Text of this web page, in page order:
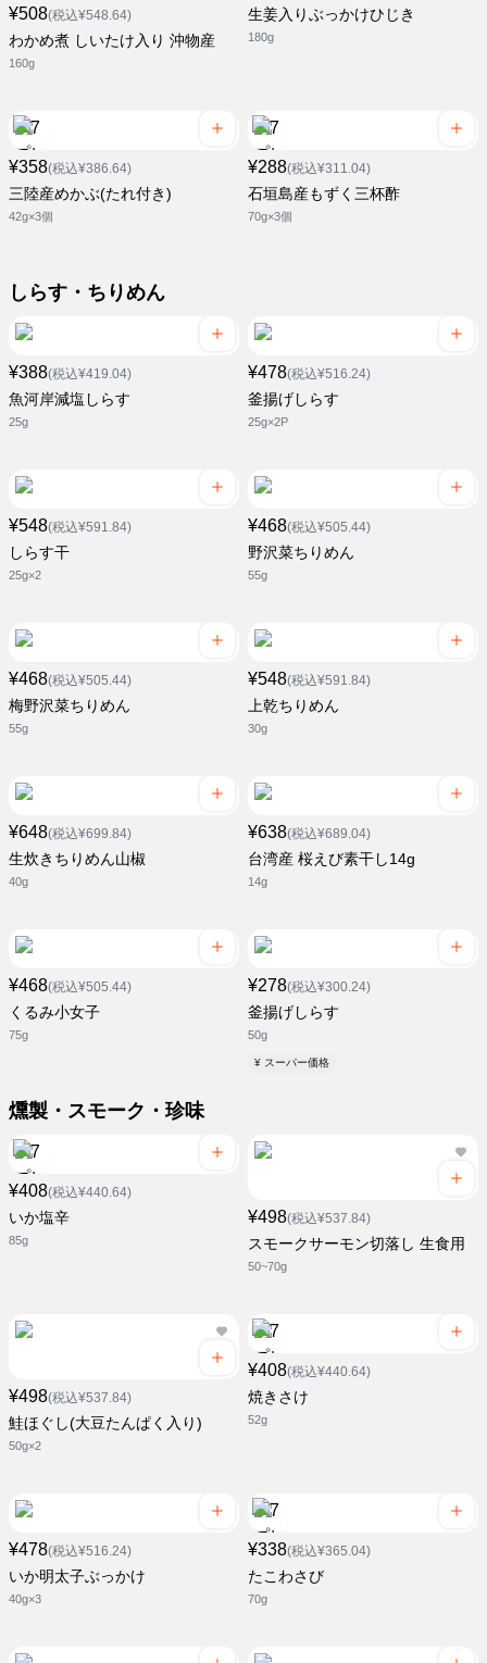
¥508(税込¥548.64)
わかめ煮 しいたけ入り 沖物産
160g
生姜入りぶっかけひじき
180g
¥358(税込¥386.64)
三陸産めかぶ(たれ付き)
42g×3個
¥288(税込¥311.04)
石垣島産もずく三杯酢
70g×3個
しらす・ちりめん
¥388(税込¥419.04)
魚河岸減塩しらす
25g
¥478(税込¥516.24)
釜揚げしらす
25g×2P
¥548(税込¥591.84)
しらす干
25g×2
¥468(税込¥505.44)
野沢菜ちりめん
55g
¥468(税込¥505.44)
梅野沢菜ちりめん
55g
¥548(税込¥591.84)
上乾ちりめん
30g
¥648(税込¥699.84)
生炊きちりめん山椒
40g
¥638(税込¥689.04)
台湾産 桜えび素干し14g
14g
¥468(税込¥505.44)
くるみ小女子
75g
¥278(税込¥300.24)
釜揚げしらす
50g
¥ スーパー価格
燻製・スモーク・珍味
¥408(税込¥440.64)
いか塩辛
85g
¥498(税込¥537.84)
スモークサーモン切落し 生食用
50~70g
¥498(税込¥537.84)
鮭ほぐし(大豆たんぱく入り)
50g×2
¥408(税込¥440.64)
焼きさけ
52g
¥478(税込¥516.24)
いか明太子ぶっかけ
40g×3
¥338(税込¥365.04)
たこわさび
70g